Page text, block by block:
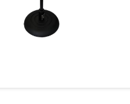
obchod@rhsound.sk